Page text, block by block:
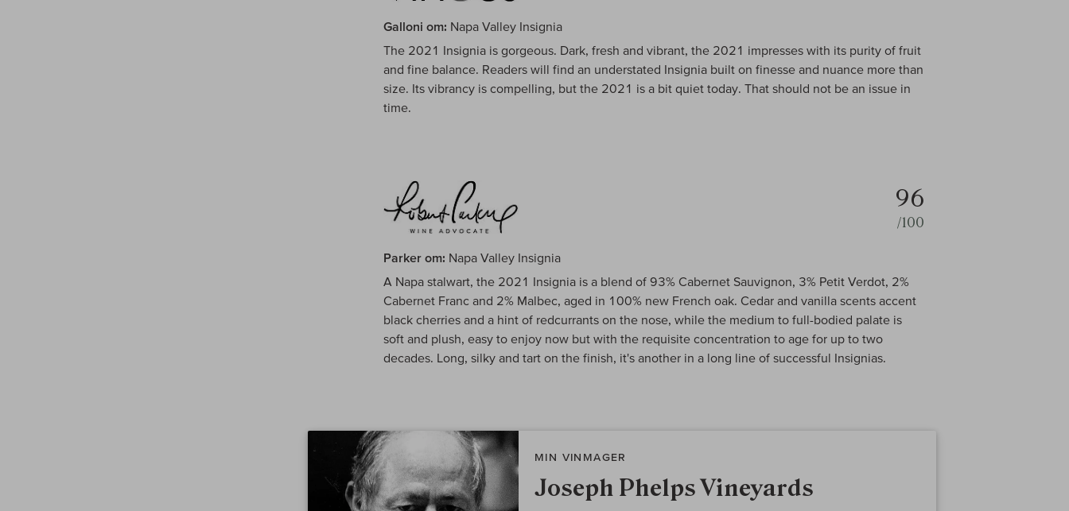
Galloni om: Napa Valley Insignia
The 2021 Insignia is gorgeous. Dark, fresh and vibrant, the 2021 impresses with its purity of fruit
and fine balance. Readers will find an understated Insignia built on finesse and nuance more than
size. Its vibrancy is compelling, but the 2021 is a bit quiet today. That should not be an issue in
time.
96
/100
Parker om: Napa Valley Insignia
A Napa stalwart, the 2021 Insignia is a blend of 93% Cabernet Sauvignon, 3% Petit Verdot, 2%
Cabernet Franc and 2% Malbec, aged in 100% new French oak. Cedar and vanilla scents accent
black cherries and a hint of redcurrants on the nose, while the medium to full-bodied palate is
soft and plush, easy to enjoy now but with the requisite concentration to age for up to two
decades. Long, silky and tart on the finish, it's another in a long line of successful Insignias.
MIN VINMAGER
Joseph Phelps Vineyards